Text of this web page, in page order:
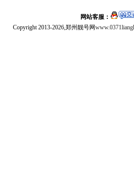
网站客服：
Copyright 2013-2026,郑州靓号网